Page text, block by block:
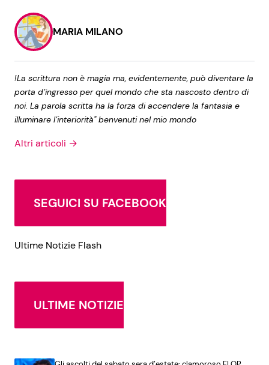
MARIA MILANO
!La scrittura non è magia ma, evidentemente, può diventare la
porta d’ingresso per quel mondo che sta nascosto dentro di
noi. La parola scritta ha la forza di accendere la fantasia e
illuminare l’interiorità" benvenuti nel mio mondo
Altri articoli →
SEGUICI SU FACEBOOK
Ultime Notizie Flash
ULTIME NOTIZIE